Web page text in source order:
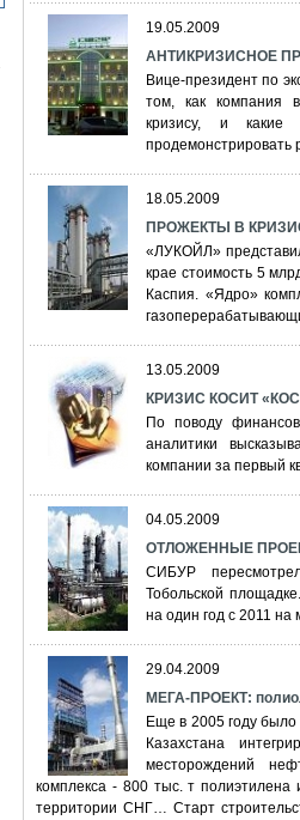
19.05.2009
АНТИКРИЗИСНОЕ
Вице-президент по
том, как компания
кризису, и какие
продемонстрировать
18.05.2009
ПРОЖЕКТЫ В
«ЛУКОЙЛ»
крае стоимость 5
Каспия. «Ядро»
13.05.2009
КРИЗИС КОСИТ
По поводу
аналитики
компании за первый
04.05.2009
ОТЛОЖЕННЫЕ
СИБУР
Тобольской
на один год с 2011
29.04.2009
МЕГА-ПРОЕКТ:
Еще в 2005 году было
Казахстана
месторождений
комплекса - 800 тыс. т
территории СНГ… Старт